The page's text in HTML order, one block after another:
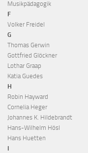
Musikpädagogik
F
Volker Freidel
G
Thomas Gerwin
Gottfried Glöckner
Lothar Graap
Katia Guedes
H
Robin Hayward
Cornelia Heger
Johannes K. Hildebrandt
Hans-Wilhelm Hösl
Hans Huetten
I